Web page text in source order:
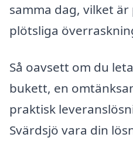
samma dag, vilket
plötsliga
Så oavsett om du
bukett, en
praktisk
Svärdsjö vara din